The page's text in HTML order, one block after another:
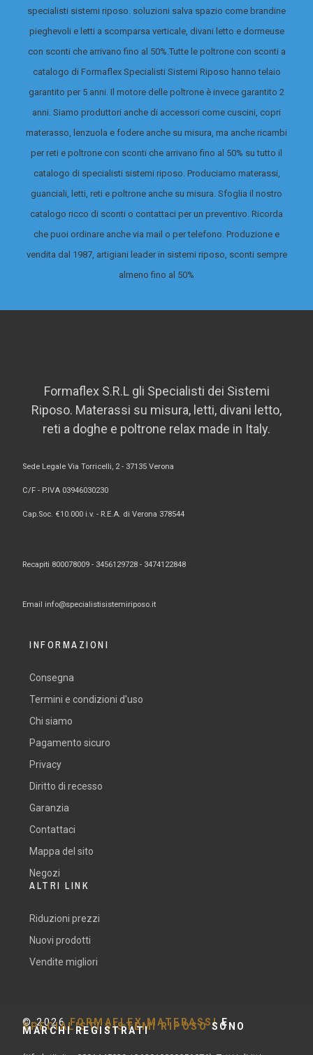
specialisti sistemi riposo. soluzioni salva spazio come brandine
pieghevoli e letti a scomparsa verticale, divani letto e dormeuse
con sconti che arrivano fino al 50%.Tutte le poltrone con sconti a
catalogo di Formaflex Specialisti Sistemi Riposo hanno telaio
garantito per 5 anni. Il motore delle poltrone è invece garantito 2
anni. Siamo produttori anche di accessori come cuscini, copri
materasso, lenzuola e fodere anche su misura, ma anche ricambi
per reti e poltrone con sconti che arrivano fino al 50% su tutto il
catalogo di specialisti sistemi riposo. Produciamo materassi,
guanciali, letti, reti e poltrone anche su misura. Sfoglia il nostro
catalogo ricco di sconti o contattaci per un preventivo. Ricorda
che puoi ordinare anche via mail o per telefono. Produzione e
vendita dal 1987, artigiani leader in sistemi riposo, sconti sempre
almeno fino al 50%
Formaflex S.R.L gli Specialisti dei Sistemi
Riposo. Materassi su misura, letti, divani letto,
reti a doghe e poltrone relax made in Italy.
Sede Legale Via Torricelli, 2 - 37135 Verona
C/F - P.IVA 03946030230
Cap.Soc. €10.000 i.v. - R.E.A. di Verona 378544
Recapiti 800078009 - 3456129728 - 3474122848
Email info@specialistisistemiriposo.it
INFORMAZIONI
Consegna
Termini e condizioni d'uso
Chi siamo
Pagamento sicuro
Privacy
Diritto di recesso
Garanzia
Contattaci
Mappa del sito
Negozi
ALTRI LINK
Riduzioni prezzi
Nuovi prodotti
Vendite migliori
©2026 FORMAFLEX MATERASSIE
SPECIALISTI SISTEMI RIPOSOSONO
MARCHI REGISTRATI